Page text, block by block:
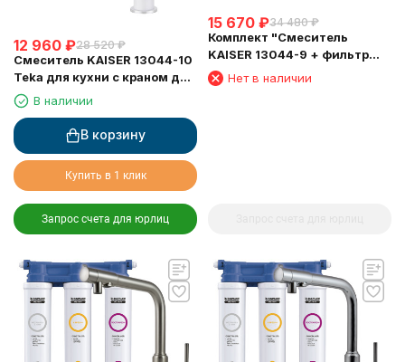
12 960 ₽28 520 ₽
Смеситель KAISER 13044-10
Teka для кухни с краном для
питьевой воды, белый
глянец
В наличии
В корзину
Купить в 1 клик
Запрос счета для юрлиц
15 670 ₽34 480 ₽
Комплект "Cмеситель
KAISER 13044-9 + фильтр
Барьер"Нет в наличии